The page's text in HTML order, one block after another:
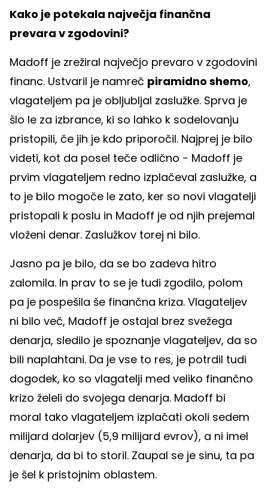
Kako je potekala največja finančna
prevara v zgodovini?
Madoff je zrežiral največjo prevaro v zgodovini
financ. Ustvaril je namreč piramidno shemo,
vlagateljem pa je obljubljal zaslužke. Sprva je
šlo le za izbrance, ki so lahko k sodelovanju
pristopili, če jih je kdo priporočil. Najprej je bilo
videti, kot da posel teče odlično - Madoff je
prvim vlagateljem redno izplačeval zaslužke, a
to je bilo mogoče le zato, ker so novi vlagatelji
pristopali k poslu in Madoff je od njih prejemal
vloženi denar. Zaslužkov torej ni bilo.
Jasno pa je bilo, da se bo zadeva hitro
zalomila. In prav to se je tudi zgodilo, polom
pa je pospešila še finančna kriza. Vlagateljev
ni bilo več, Madoff je ostajal brez svežega
denarja, sledilo je spoznanje vlagateljev, da so
bili naplahtani. Da je vse to res, je potrdil tudi
dogodek, ko so vlagatelji med veliko finančno
krizo želeli do svojega denarja. Madoff bi
moral tako vlagateljem izplačati okoli sedem
milijard dolarjev (5,9 milijard evrov), a ni imel
denarja, da bi to storil. Zaupal se je sinu, ta pa
je šel k pristojnim oblastem.